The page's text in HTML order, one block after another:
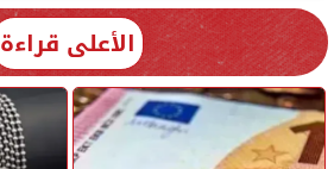
الأعلى قراءة